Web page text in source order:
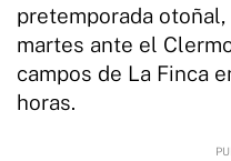
pretemporada
martes ante el
campos de La Finca
horas.